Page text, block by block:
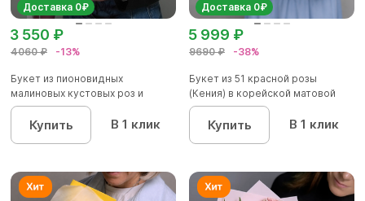
Доставка 0₽
4060 ₽ -13%
3 550 ₽
Букет из пионовидных
малиновых кустовых роз и
альстроме...
Купить В 1 клик
Доставка 0₽
9690 ₽ -38%
5 999 ₽
Букет из 51 красной розы
(Кения) в корейской матовой
уп...
Купить В 1 клик